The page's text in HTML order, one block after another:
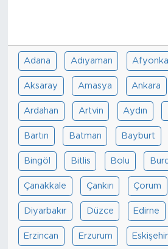
Adana Adıyaman
Aksaray Amasya Ankara
Ardahan Artvin Aydın
Bartın Batman Bayburt
Bingöl Bitlis Bolu
Çanakkale Çankırı Çorum
Diyarbakır Düzce Edirne
Erzincan Erzurum Eskişehir